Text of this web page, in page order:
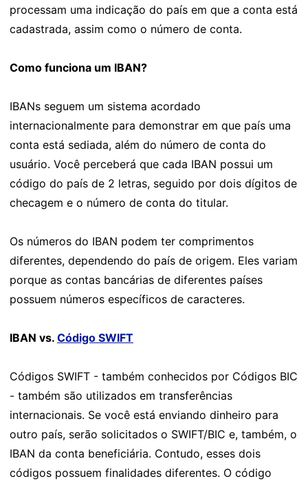
processam uma indicação do país em que a conta está
cadastrada, assim como o número de conta.
Como funciona um IBAN?
IBANs seguem um sistema acordado
internacionalmente para demonstrar em que país uma
conta está sediada, além do número de conta do
usuário. Você perceberá que cada IBAN possui um
código do país de 2 letras, seguido por dois dígitos de
checagem e o número de conta do titular.
Os números do IBAN podem ter comprimentos
diferentes, dependendo do país de origem. Eles variam
porque as contas bancárias de diferentes países
possuem números específicos de caracteres.
IBAN vs. Código SWIFT
Códigos SWIFT - também conhecidos por Códigos BIC
- também são utilizados em transferências
internacionais. Se você está enviando dinheiro para
outro país, serão solicitados o SWIFT/BIC e, também, o
IBAN da conta beneficiária. Contudo, esses dois
códigos possuem finalidades diferentes. O código